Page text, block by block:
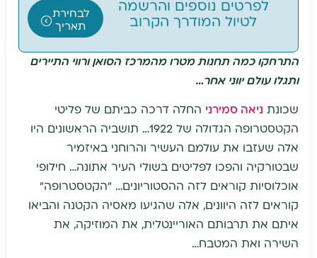
לפרטים נוספים והרשמה
לטיול המודרך הקרוב
לבחירת
תאריך
התרחקו כמה תחנות מטרו מהמרכז הסואן ורווי התיירים
ותגלו עולם יווני אחר…
שכונת ניאה סמירני החלה דרכה כביתם של פליטי
הקטסטרופה הגדולה של 1922… תושביה הראשונים היו
אלה שעזבו את עולמם העשיר והרוחני באיזמיר
שבטורקיה והפכו לפליטים בשולי העיר אתונה… חילופי
אוכלוסיות קוראים לזה ההסטוריונים… "הקטסטרופה"
קוראים לזה היוונים, אלה שהגיעו מאסיה הקטנה והביאו
איתם את תרבותם האוריינטלית, את המוזיקה, את
השירה ואת המטבח…